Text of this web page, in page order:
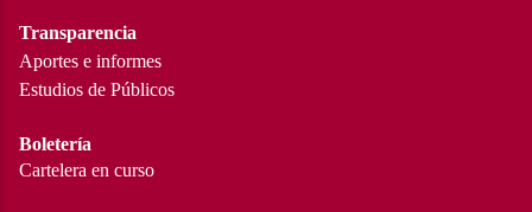
Transparencia
Aportes e informes
Estudios de Públicos
Boletería
Cartelera en curso